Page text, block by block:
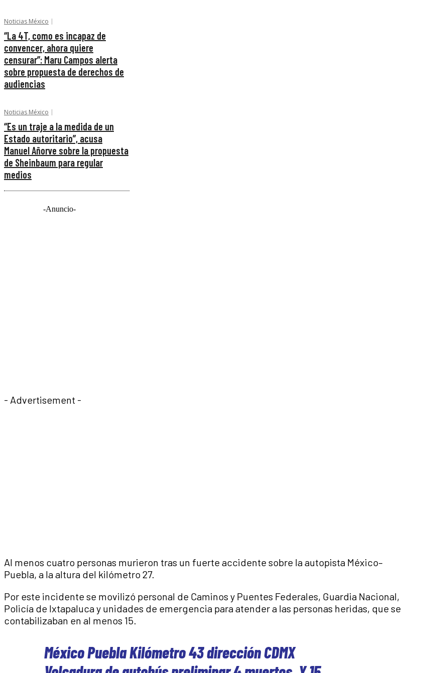
Noticias México
“La 4T, como es incapaz de
convencer, ahora quiere
censurar”: Maru Campos alerta
sobre propuesta de derechos de
audiencias
Noticias México
“Es un traje a la medida de un
Estado autoritario”, acusa
Manuel Añorve sobre la propuesta
de Sheinbaum para regular
medios
-Anuncio-
- Advertisement -
Al menos cuatro personas murieron tras un fuerte accidente sobre la autopista México–
Puebla, a la altura del kilómetro 27.
Por este incidente se movilizó personal de Caminos y Puentes Federales, Guardia Nacional,
Policía de Ixtapaluca y unidades de emergencia para atender a las personas heridas, que se
contabilizaban en al menos 15.
México Puebla Kilómetro 43 dirección CDMX